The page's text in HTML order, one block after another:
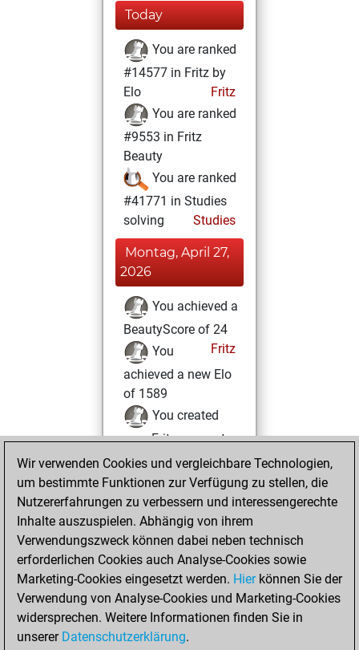
Today
You are ranked
#14577 in Fritz by
Elo
Fritz
You are ranked
#9553 in Fritz
Beauty
You are ranked
#41771 in Studies
solving
Studies
Montag, April 27,
2026
You achieved a
BeautyScore of 24
Fritz
You
achieved a new Elo
of 1589
You created
your Fritz account
You played 1
blitz games
Play
You scored +0
=0 -1 in blitz
slow games
You scored +0
=0 -1 in slow games
You created
Wir verwenden Cookies und vergleichbare Technologien,
um bestimmte Funktionen zur Verfügung zu stellen, die
Nutzererfahrungen zu verbessern und interessengerechte
Inhalte auszuspielen. Abhängig von ihrem
Verwendungszweck können dabei neben technisch
erforderlichen Cookies auch Analyse-Cookies sowie
Marketing-Cookies eingesetzt werden. Hierkönnen Sie der
Verwendung von Analyse-Cookies und Marketing-Cookies
widersprechen. Weitere Informationen finden Sie in
unserer Datenschutzerklärung.